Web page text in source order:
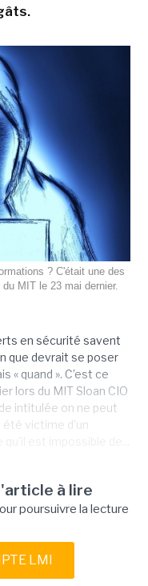
? C'était une des
MIT le 23 mai dernier.
en sécurité savent
que devrait se poser
« quand ». C’est ce
lors du MIT Sloan CIO
intitulée on ne peut
victime d’un
est impossible de...
à lire
poursuivre la lecture
LMI